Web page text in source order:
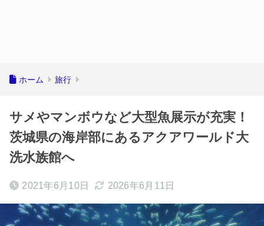
ホーム 旅行
サメやマンボウなど大型魚展示が充実！
茨城県の海岸部にあるアクアワールド大
洗水族館へ
2021年6月10日 2026年6月11日